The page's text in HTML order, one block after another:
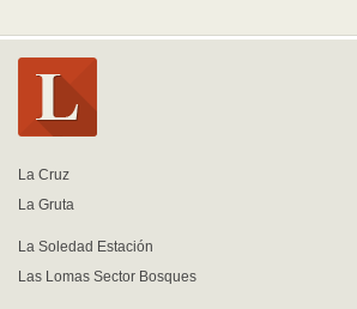
La Cruz
La Gruta
La Soledad Estación
Las Lomas Sector Bosques